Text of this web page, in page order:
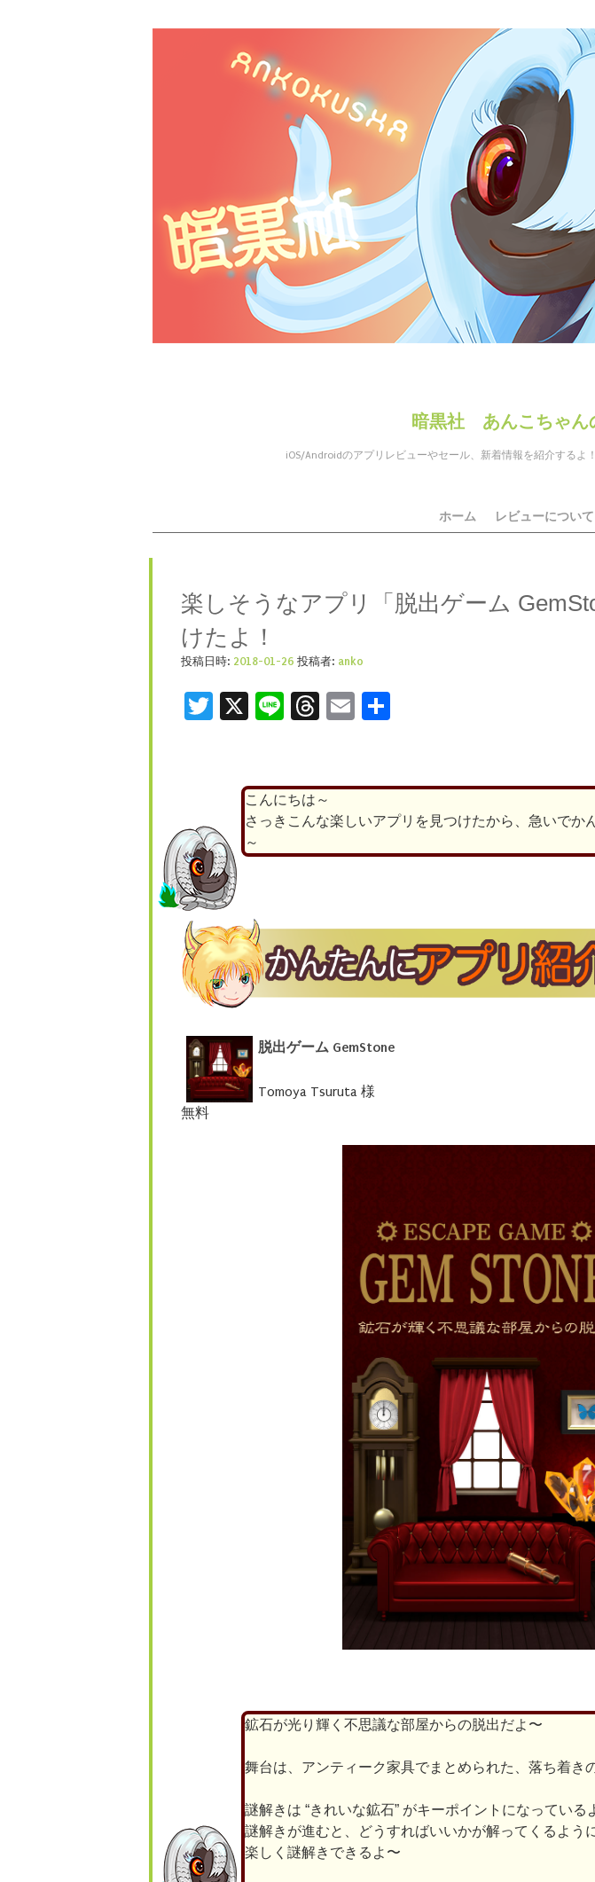
暗黒社 あんこちゃん
iOS/Androidのアプリレビューやセール、新着情報を紹介する
メニュー ホーム レビューについて
楽しそうなアプリ「脱出ゲーム
けたよ！
投稿日時: 2018-01-26 投稿者: anko
Twitter
X LineThreads
Email
こんにちは～
さっきこんな楽しいアプリを見つけたから、急いでか
～
脱出ゲーム GemStone
Tomoya Tsuruta 様
無料
鉱石が光り輝く不思議な部屋からの脱出だよ〜
舞台は、アンティーク家具でまとめられた、落ち着き
謎解きは “きれいな鉱石” がキーポイントになっている
謎解きが進むと、どうすればいいかが解ってくるよう
楽しく謎解きできるよ〜